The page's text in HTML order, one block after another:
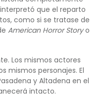
que el reparto
como si se tratase de
American Horror Storyo
Los mismos actores
mismos personajes. El
y Altadena en el
intacto.